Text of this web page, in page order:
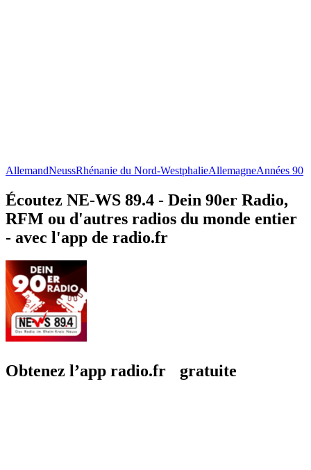
AllemandNeussRhénanie du Nord-WestphalieAllemagneAnnées 90
Écoutez NE-WS 89.4 - Dein 90er Radio,
RFM ou d'autres radios du monde entier
- avec l'app de radio.fr
Obtenez l’app radio.fr gratuite